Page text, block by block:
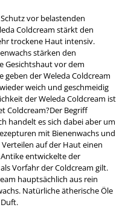
vor belastenden
Coldcream stärkt den
trockene Haut intensiv.
stärken den
Gesichtshaut vor dem
der Weleda Coldcream
weich und geschmeidig
der Weleda Coldcream ist
Coldcream?Der Begriff
handelt es sich dabei aber um
mit Bienenwachs und
auf der Haut einen
entwickelte der
Vorfahr der Coldcream gilt.
hauptsächlich aus rein
Natürliche ätherische Öle